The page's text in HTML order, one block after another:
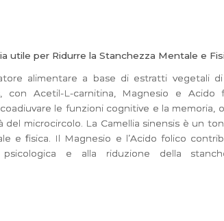
utile per Ridurre la Stanchezza Mentale e
alimentare a base di estratti vegetali di
con Acetil-L-carnitina, Magnesio e Acido
le funzioni cognitive e la memoria,
del microcircolo. La Camellia sinensis è un
e fisica. Il Magnesio e l’Acido folico
e alla riduzione della